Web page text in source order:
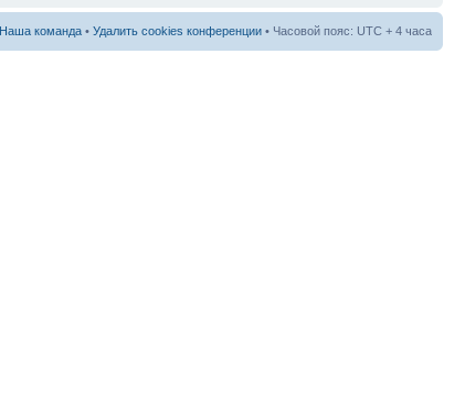
Наша команда • Удалить cookies конференции • Часовой пояс: UTC + 4 часа